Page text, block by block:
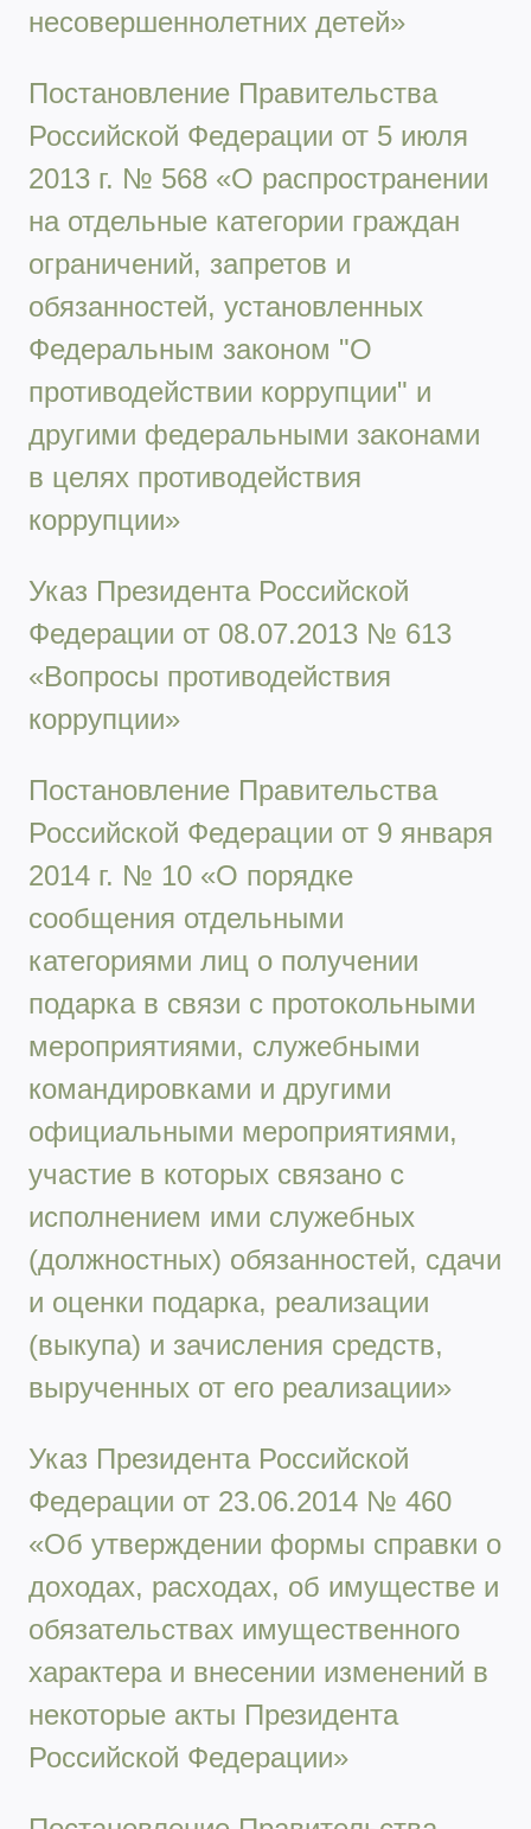
несовершеннолетних детей»
Постановление Правительства
Российской Федерации от 5 июля
2013 г. № 568 «О распространении
на отдельные категории граждан
ограничений, запретов и
обязанностей, установленных
Федеральным законом "О
противодействии коррупции" и
другими федеральными законами
в целях противодействия
коррупции»
Указ Президента Российской
Федерации от 08.07.2013 № 613
«Вопросы противодействия
коррупции»
Постановление Правительства
Российской Федерации от 9 января
2014 г. № 10 «О порядке
сообщения отдельными
категориями лиц о получении
подарка в связи с протокольными
мероприятиями, служебными
командировками и другими
официальными мероприятиями,
участие в которых связано с
исполнением ими служебных
(должностных) обязанностей, сдачи
и оценки подарка, реализации
(выкупа) и зачисления средств,
вырученных от его реализации»
Указ Президента Российской
Федерации от 23.06.2014 № 460
«Об утверждении формы справки о
доходах, расходах, об имуществе и
обязательствах имущественного
характера и внесении изменений в
некоторые акты Президента
Российской Федерации»